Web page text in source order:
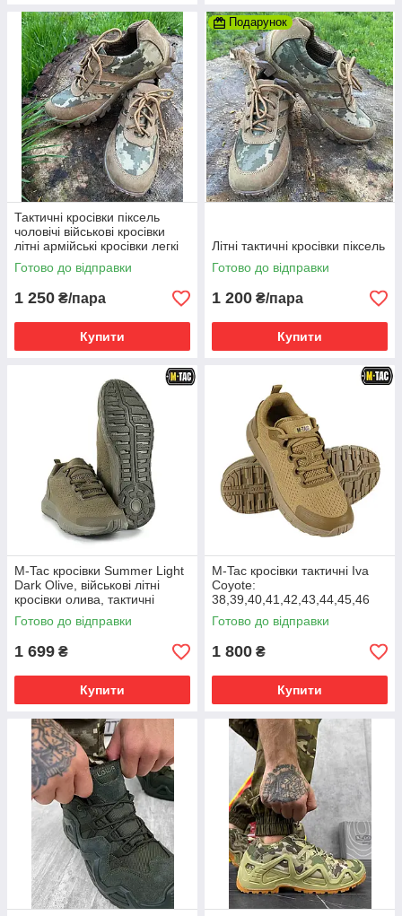
Тактичні кросівки піксель
чоловічі військові кросівки
літні армійські кросівки легкі
піксель
Готово до відправки
1 250 ₴/пара
Купити
Подарунок
Літні тактичні кросівки піксель
Готово до відправки
1 200 ₴/пара
Купити
M-Tac кросівки Summer Light
Dark Olive, військові літні
кросівки олива, тактичні
кросівки чоловічі
Готово до відправки
1 699 ₴
Купити
M-Tac кросівки тактичні Iva
Coyote:
38,39,40,41,42,43,44,45,46
Готово до відправки
1 800 ₴
Купити